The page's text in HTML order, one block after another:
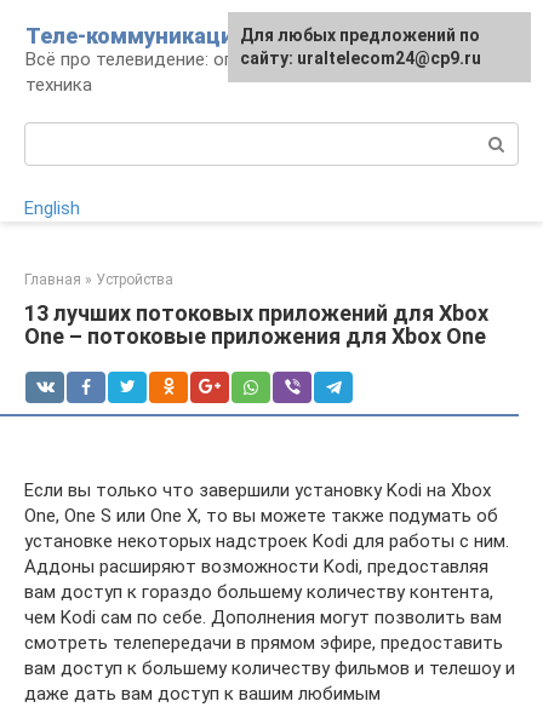
контенту
Теле-коммуникации
Всё про телевидение: операторы, технологии,
техника
English
Главная » Устройства
13 лучших потоковых приложений для Xbox
One – потоковые приложения для Xbox One
Если вы только что завершили установку Kodi на Xbox
One, One S или One X, то вы можете также подумать об
установке некоторых надстроек Kodi для работы с ним.
Аддоны расширяют возможности Kodi, предоставляя
вам доступ к гораздо большему количеству контента,
чем Kodi сам по себе. Дополнения могут позволить вам
смотреть телепередачи в прямом эфире, предоставить
вам доступ к большему количеству фильмов и телешоу и
даже дать вам доступ к вашим любимым
Для любых предложений по
сайту: uraltelecom24@cp9.ru